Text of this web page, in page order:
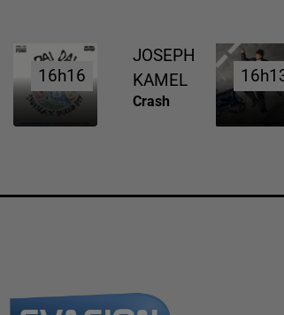
16h16
16h16
JOSEPH
KAMEL
Crash